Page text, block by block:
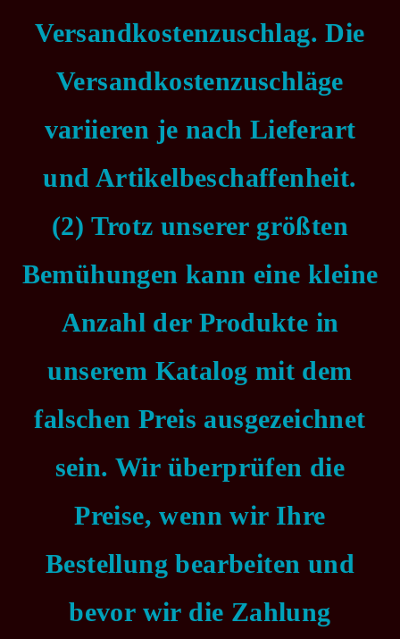
Versandkostenzuschlag. Die
Versandkostenzuschläge
variieren je nach Lieferart
und Artikelbeschaffenheit.
(2) Trotz unserer größten
Bemühungen kann eine kleine
Anzahl der Produkte in
unserem Katalog mit dem
falschen Preis ausgezeichnet
sein. Wir überprüfen die
Preise, wenn wir Ihre
Bestellung bearbeiten und
bevor wir die Zahlung